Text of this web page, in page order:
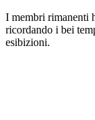
I membri rimanenti
ricordando i bei
esibizioni.